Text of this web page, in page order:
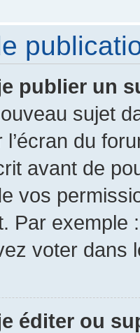
publier un
sujet
du
avant de
vos
Par exemple
voter dans
éditer ou